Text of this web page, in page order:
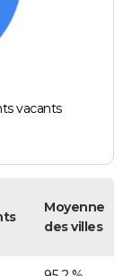
vacants
Moyenne
des villes